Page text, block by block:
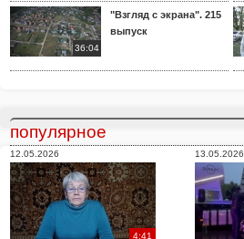
36:04
"Взгляд с экрана". 215
выпуск
популярное
12.05.2026
4:41
13.05.2026